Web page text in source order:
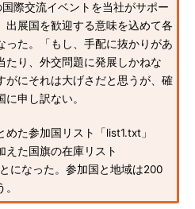
際交流イベントを当社がサポー
出展国を歓迎する意味を込めて各
った。「もし、手配に抜かりがあ
たり、外交問題に発展しかねな
がにそれは大げさだと思うが、確
申し訳ない。
た参加国リスト「list1.txt」
えた国旗の在庫リスト
になった。参加国と地域は200